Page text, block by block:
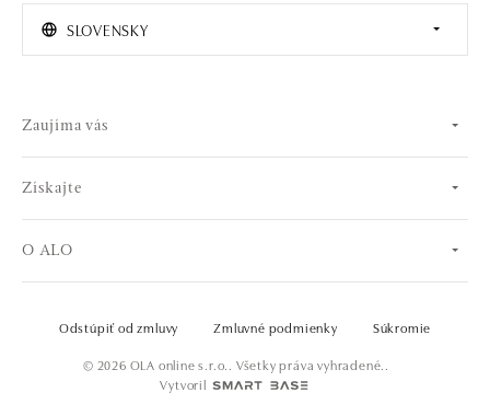
SLOVENSKY
Zaujíma vás
Získajte
O ALO
© 2026 OLA online s.r.o.. Všetky práva vyhradené..
Vytvoril
Odstúpiť od zmluvy Zmluvné podmienky Súkromie